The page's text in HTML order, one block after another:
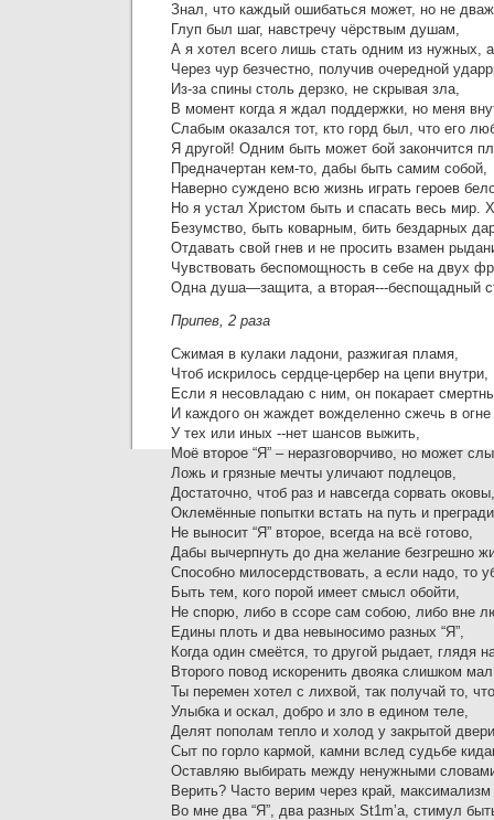
Знал, что каждый ошибаться может, но не
Глуп был шаг, навстречу чёрствым душам,
А я хотел всего лишь стать одним из нужных,
Через чур безчестно, получив очередной
Из-за спины столь дерзко, не скрывая зла,
В момент когда я ждал поддержки, но меня
Слабым оказался тот, кто горд был, что его
Я другой! Одним быть может бой закончится
Предначертан кем-то, дабы быть самим собой,
Наверно суждено всю жизнь играть героев
Но я устал Христом быть и спасать весь мир.
Безумство, быть коварным, бить бездарных
Отдавать свой гнев и не просить взамен
Чувствовать беспомощность в себе на двух
Одна душа—защита, а вторая---беспощадный
Припев, 2 раза
Сжимая в кулаки ладони, разжигая пламя,
Чтоб искрилось сердце-цербер на цепи внутри,
Если я несовладаю с ним, он покарает
И каждого он жаждет вожделенно сжечь в огне
У тех или иных --нет шансов выжить,
Моё второе “Я” – неразговорчиво, но может
Ложь и грязные мечты уличают подлецов,
Достаточно, чтоб раз и навсегда сорвать оковы,
Оклемённые попытки встать на путь и
Не выносит “Я” второе, всегда на всё готово,
Дабы вычерпнуть до дна желание безгрешно
Способно милосердствовать, а если надо, то
Быть тем, кого порой имеет смысл обойти,
Не спорю, либо в ссоре сам собою, либо вне
Едины плоть и два невыносимо разных “Я”,
Когда один смеётся, то другой рыдает, глядя
Второго повод искоренить двояка слишком
Ты перемен хотел с лихвой, так получай то,
Улыбка и оскал, добро и зло в едином теле,
Делят пополам тепло и холод у закрытой
Сыт по горло кармой, камни вслед судьбе
Оставляю выбирать между ненужными
Верить? Часто верим через край,
Во мне два “Я”, два разных St1m’а, стимул